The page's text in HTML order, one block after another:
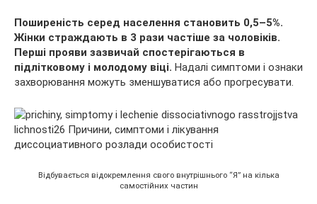
Поширеність серед населення становить 0,5–5%.
Жінки страждають в 3 рази частіше за чоловіків.
Перші прояви зазвичай спостерігаються в
підлітковому і молодому віці. Надалі симптоми і ознаки
захворювання можуть зменшуватися або прогресувати.
Відбувається відокремлення свого внутрішнього “Я” на кілька
самостійних частин